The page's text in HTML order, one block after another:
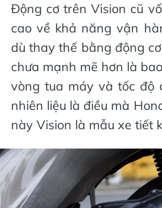
Động cơ trên Vision cũ
cao về khả năng vận
dù thay thế bằng động
chưa mạnh mẽ hơn là
vòng tua máy và tốc độ
nhiên liệu là điều mà
này Vision là mẫu xe tiết